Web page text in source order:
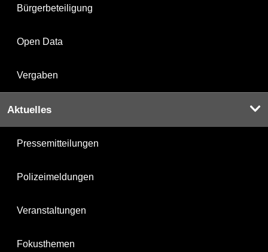
Bürgerbeteiligung
Open Data
Vergaben
Aktuelles
Pressemitteilungen
Polizeimeldungen
Veranstaltungen
Fokusthemen